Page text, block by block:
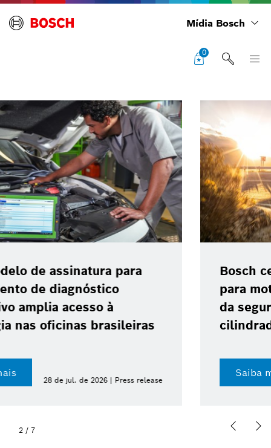
Mídia Bosch
0
Bosch celebra 10 anos do ABS 10
para motocicletas e reforça avanço
da segurança nas baixas
cilindradas
23 de jul. de 2026 | Press release
2 / 7